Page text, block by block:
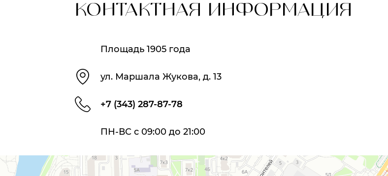
КОНТАКТНАЯ ИНФОРМАЦИЯ
Площадь 1905 года
ул. Маршала Жукова, д. 13
+7 (343) 287-87-78
ПН-ВС с 09:00 до 21:00